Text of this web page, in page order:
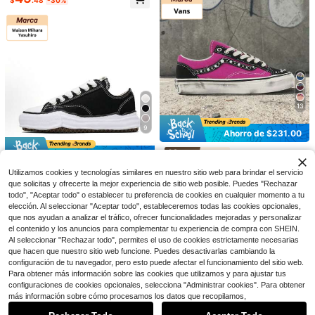
Ahorro de $289.50
New Balance
New Balance 90
60- Viral 2026 Zapatillas de Platafo
rma Gruesa | Zapatillas de Entrena
miento Transpirables de Ante y Mall
a Premium | Cómoda Entresuela AB
e Alta Moda Auténtico Unisex
96
Ahorraste $289.50
Free Shipping
Local Pantuflas planas de mujer de
talla grande con colores macaron y
estampado de moda
$33.10 -43%
Envío gratis
Mostrar artículos similares con stock
gimnasio y viajes, unisex, color neg
ro M9160
9
Maison Mihara Yasuhiro
Local Zapatillas Maison Mihara Yas
uhiro PETERSON | Edición de lona
de algodón gris apagado | Suela int
ermedia ondulada esculpida a man
o característica | Calzado minimali
sta urbano de vanguardia | Esencia
l de ropa urbana contemporánea
60+ vendidos
$160.50 -70%
Free Shipping
13
Ahorro de $231.00
Vans
Old Skool 36 Perladas | Zapatos de
Skate Retro Y2K Auténticos 2026 |
Acabado de Brillo de Perla Iridiscen
te | Zapatillas Clásicas de Banda L
ateral de Caña Baja | Calzado de S
treetwear Premium en Tallas 36-46
| Disponible en la Tienda Alpha Swi
fts
#5 Más vendidos
en 83+ USD Zapatos deportivos casuales para mujer
300+ vendidos
$99.00 -70%
Ahorraste $231.00
Free Shipping
Utilizamos cookies y tecnologías similares en nuestro sitio web para brindar el servicio
que solicitas y ofrecerte la mejor experiencia de sitio web posible. Puedes "Rechazar
todo", "Aceptar todo" o establecer tu preferencia de cookies en cualquier momento a tu
elección. Al seleccionar "Aceptar todo", estableceremos todas las cookies opcionales,
que nos ayudan a analizar el tráfico, ofrecer funcionalidades mejoradas y personalizar
el contenido y los anuncios para complementar tu experiencia de compra con SHEIN.
Al seleccionar "Rechazar todo", permites el uso de cookies estrictamente necesarias
que hacen que nuestro sitio web funcione. Puedes desactivarlas cambiando la
configuración de tu navegador, pero esto puede afectar el funcionamiento del sitio web.
Para obtener más información sobre las cookies que utilizamos y para ajustar tus
configuraciones de cookies opcionales, selecciona "Administrar cookies". Para obtener
más información sobre cómo procesamos los datos que recopilamos,